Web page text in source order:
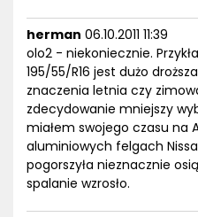
herman 06.10.2011 11:39
olo2 - niekoniecznie.
195/55/R16 jest dużo
znaczenia letnia czy
zdecydowanie mniejszy
miałem swojego czasu na
aluminiowych felgach
pogorszyła nieznacznie
spalanie wzrosło.